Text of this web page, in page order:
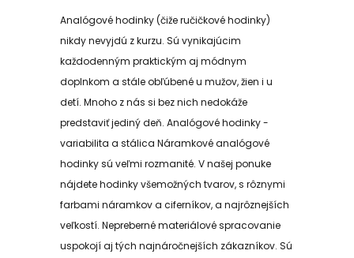
Analógové hodinky (čiže ručičkové hodinky)
nikdy nevyjdú z kurzu. Sú vynikajúcim
každodenným praktickým aj módnym
doplnkom a stále obľúbené u mužov, žien i u
detí. Mnoho z nás si bez nich nedokáže
predstaviť jediný deň. Analógové hodinky -
variabilita a stálica Náramkové analógové
hodinky sú veľmi rozmanité. V našej ponuke
nájdete hodinky všemožných tvarov, s rôznymi
farbami náramkov a ciferníkov, a najrôznejších
veľkostí. Nepreberné materiálové spracovanie
uspokojí aj tých najnáročnejších zákazníkov. Sú